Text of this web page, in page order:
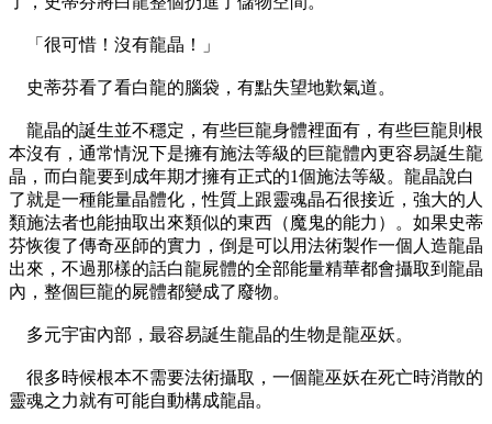
「很可惜！沒有龍晶！」
史蒂芬看了看白龍的腦袋，有點失望地歎氣道。
龍晶的誕生並不穩定，有些巨龍身體裡面有，有些巨龍則根
本沒有，通常情況下是擁有施法等級的巨龍體內更容易誕生龍
晶，而白龍要到成年期才擁有正式的1個施法等級。龍晶說白
了就是一種能量晶體化，性質上跟靈魂晶石很接近，強大的人
類施法者也能抽取出來類似的東西（魔鬼的能力）。如果史蒂
芬恢復了傳奇巫師的實力，倒是可以用法術製作一個人造龍晶
出來，不過那樣的話白龍屍體的全部能量精華都會攝取到龍晶
內，整個巨龍的屍體都變成了廢物。
多元宇宙內部，最容易誕生龍晶的生物是龍巫妖。
很多時候根本不需要法術攝取，一個龍巫妖在死亡時消散的
靈魂之力就有可能自動構成龍晶。